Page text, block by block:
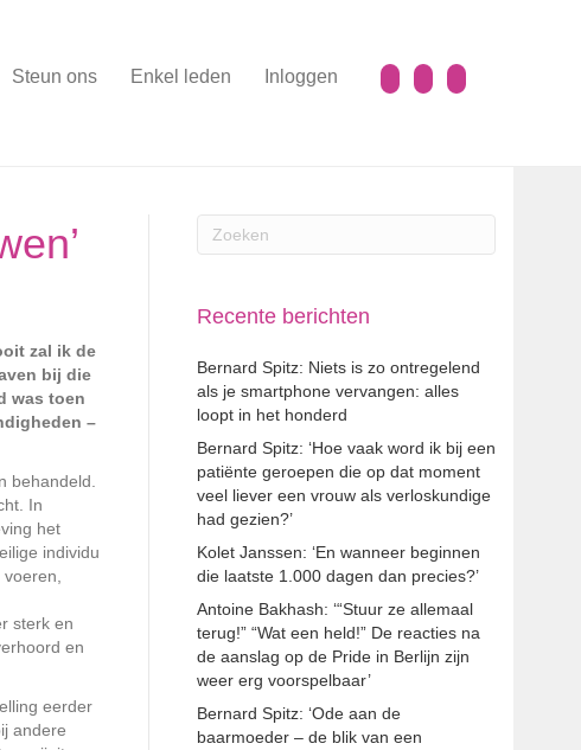
Steun ons Enkel leden Inloggen
zal ik de
bij die
was toen
–
behandeld.
In
het
individu
sterk en
en
eerder
andere
Recente berichten
Bernard Spitz: Niets is zo ontregelend
als je smartphone vervangen: alles
loopt in het honderd
Bernard Spitz: ‘Hoe vaak word ik bij een
patiënte geroepen die op dat moment
veel liever een vrouw als verloskundige
had gezien?’
Kolet Janssen: ‘En wanneer beginnen
die laatste 1.000 dagen dan precies?’
Antoine Bakhash: ‘“Stuur ze allemaal
terug!” “Wat een held!” De reacties na
de aanslag op de Pride in Berlijn zijn
weer erg voorspelbaar’
Bernard Spitz: ‘Ode aan de
baarmoeder – de blik van een